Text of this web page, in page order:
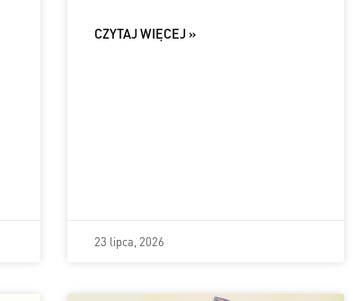
CZYTAJ WIĘCEJ »
23 lipca, 2026